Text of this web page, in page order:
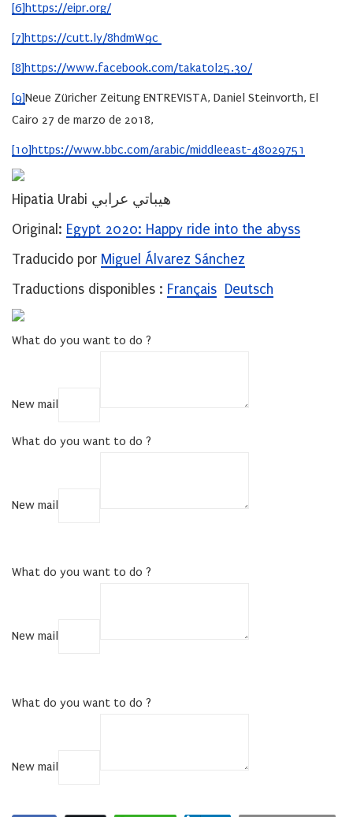
[6]https://eipr.org/
[7]https://cutt.ly/8hdmW9c
[8]https://www.facebook.com/takatol25.30/
[9]Neue Züricher Zeitung ENTREVISTA, Daniel Steinvorth, El
Cairo 27 de marzo de 2018,
[10]https://www.bbc.com/arabic/middleeast-48029751
Hipatia Urabi هيباتي عرابي
Original: Egypt 2020: Happy ride into the abyss
Traducido por Miguel Álvarez Sánchez
Traductions disponibles : Français Deutsch
What do you want to do ?
New mail
What do you want to do ?
New mail
What do you want to do ?
New mail
What do you want to do ?
New mail